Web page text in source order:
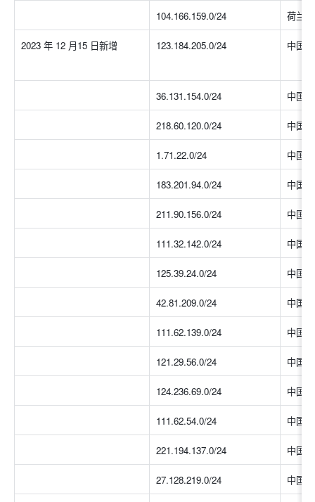
104.166.159.0/24 荷兰
2023 年 12 月15 日新增 123.184.205.0/24 中国
36.131.154.0/24 中国
218.60.120.0/24 中国
1.71.22.0/24 中国
183.201.94.0/24 中国
211.90.156.0/24 中国
111.32.142.0/24 中国
125.39.24.0/24 中国
42.81.209.0/24 中国
111.62.139.0/24 中国
121.29.56.0/24 中国
124.236.69.0/24 中国
111.62.54.0/24 中国
221.194.137.0/24 中国
27.128.219.0/24 中国